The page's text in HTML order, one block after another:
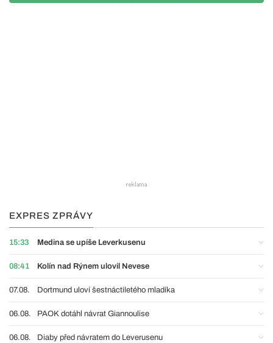
EXPRES ZPRÁVY
15:33 Medina se upíše Leverkusenu
08:41 Kolín nad Rýnem ulovil Nevese
07.08. Dortmund uloví šestnáctiletého mladíka
06.08. PAOK dotáhl návrat Giannoulise
06.08. Diaby před návratem do Leverusenu